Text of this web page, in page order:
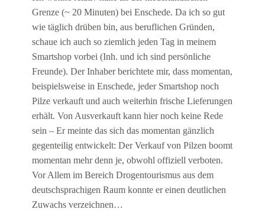
Grenze (~ 20 Minuten) bei Enschede. Da ich so gut
wie täglich drüben bin, aus beruflichen Gründen,
schaue ich auch so ziemlich jeden Tag in meinem
Smartshop vorbei (Inh. und ich sind persönliche
Freunde). Der Inhaber berichtete mir, dass momentan,
beispielsweise in Enschede, jeder Smartshop noch
Pilze verkauft und auch weiterhin frische Lieferungen
erhält. Von Ausverkauft kann hier noch keine Rede
sein – Er meinte das sich das momentan gänzlich
gegenteilig entwickelt: Der Verkauf von Pilzen boomt
momentan mehr denn je, obwohl offiziell verboten.
Vor Allem im Bereich Drogentourismus aus dem
deutschsprachigen Raum konnte er einen deutlichen
Zuwachs verzeichnen…